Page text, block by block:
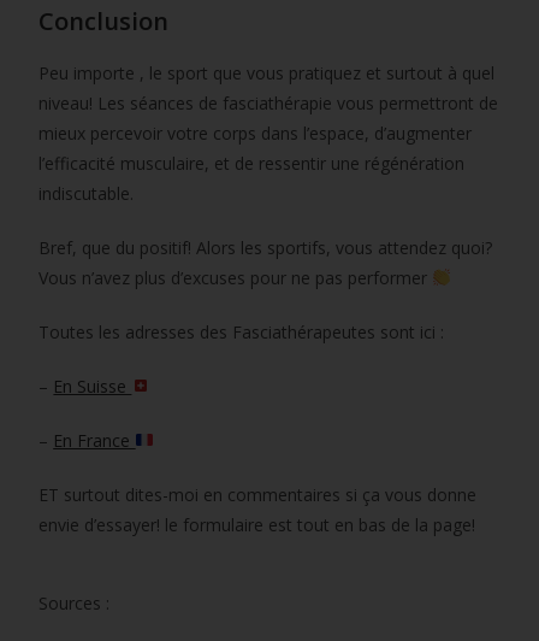
Conclusion
Peu importe , le sport que vous pratiquez et surtout à quel
niveau! Les séances de fasciathérapie vous permettront de
mieux percevoir votre corps dans l’espace, d’augmenter
l’efficacité musculaire, et de ressentir une régénération
indiscutable.
Bref, que du positif! Alors les sportifs, vous attendez quoi?
Vous n’avez plus d’excuses pour ne pas performer
Toutes les adresses des Fasciathérapeutes sont ici :
– En Suisse
– En France
ET surtout dites-moi en commentaires si ça vous donne
envie d’essayer! le formulaire est tout en bas de la page!
Sources :